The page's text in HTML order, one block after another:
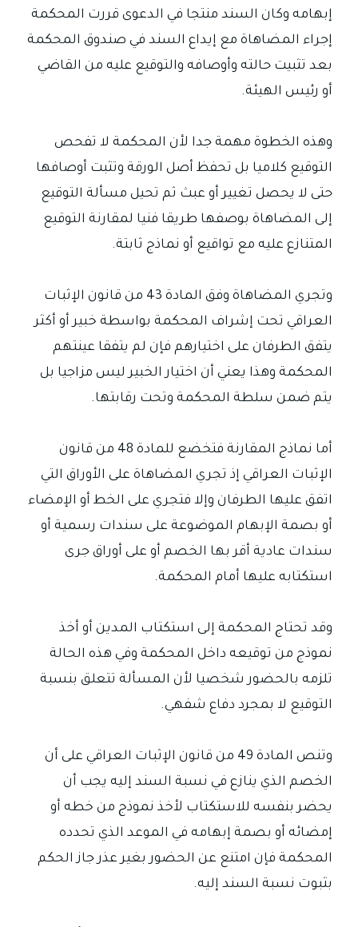
إبهامه وكان السند منتجا في الدعوى قررت المحكمة
إجراء المضاهاة مع إيداع السند في صندوق المحكمة
بعد تثبيت حالته وأوصافه والتوقيع عليه من القاضي
أو رئيس الهيئة.
وهذه الخطوة مهمة جدا لأن المحكمة لا تفحص
التوقيع كلاميا بل تحفظ أصل الورقة وتثبت أوصافها
حتى لا يحصل تغيير أو عبث ثم تحيل مسألة التوقيع
إلى المضاهاة بوصفها طريقا فنيا لمقارنة التوقيع
المتنازع عليه مع تواقيع أو نماذج ثابتة.
وتجري المضاهاة وفق المادة 43 من قانون الإثبات
العراقي تحت إشراف المحكمة بواسطة خبير أو أكثر
يتفق الطرفان على اختيارهم فإن لم يتفقا عينتهم
المحكمة وهذا يعني أن اختيار الخبير ليس مزاجيا بل
يتم ضمن سلطة المحكمة وتحت رقابتها.
أما نماذج المقارنة فتخضع للمادة 48 من قانون
الإثبات العراقي إذ تجري المضاهاة على الأوراق التي
اتفق عليها الطرفان وإلا فتجري على الخط أو الإمضاء
أو بصمة الإبهام الموضوعة على سندات رسمية أو
سندات عادية أقر بها الخصم أو على أوراق جرى
استكتابه عليها أمام المحكمة.
وقد تحتاج المحكمة إلى استكتاب المدين أو أخذ
نموذج من توقيعه داخل المحكمة وفي هذه الحالة
تلزمه بالحضور شخصيا لأن المسألة تتعلق بنسبة
التوقيع لا بمجرد دفاع شفهي.
وتنص المادة 49 من قانون الإثبات العراقي على أن
الخصم الذي ينازع في نسبة السند إليه يجب أن
يحضر بنفسه للاستكتاب لأخذ نموذج من خطه أو
إمضائه أو بصمة إبهامه في الموعد الذي تحدده
المحكمة فإن امتنع عن الحضور بغير عذر جاز الحكم
بثبوت نسبة السند إليه.